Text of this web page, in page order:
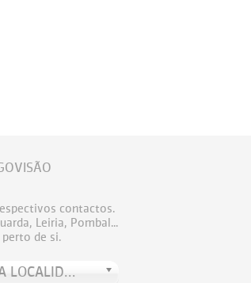
contactos.
Leiria, Pombal...
de si.
PROCURE UMA LOJA NUMA LOCALIDADE